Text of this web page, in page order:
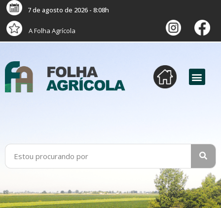
7 de agosto de 2026 - 8:08h
A Folha Agrícola